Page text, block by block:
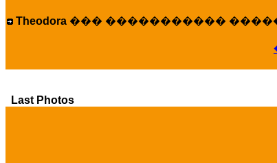
Theodora ��� �����������
Last Photos